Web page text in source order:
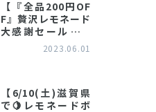
【『全品200円OF
F』贅沢レモネード
大感謝セール開催
2023.06.01
【6/10(土)滋賀県
で🍋レモネードボ